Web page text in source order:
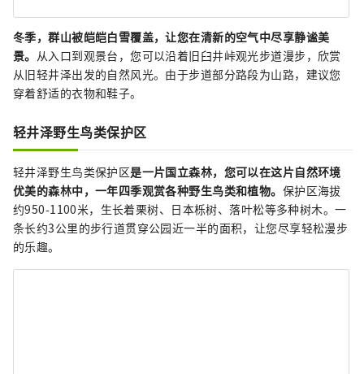
冬季，群山被皑皑白雪覆盖，让您在清新的空气中尽享静谧美
景。 从入口到观景台，您可以沿着旧臼井峠观光步道漫步，欣赏
从旧轻井泽出发的自然风光。由于步道部分路段为山路，建议您
穿着舒适的衣物和鞋子。
轻井泽野生鸟类保护区
轻井泽野生鸟类保护区是一片国立森林，您可以在这片自然环境
优美的森林中，一年四季观赏各种野生鸟类和植物。 保护区海拔
约950-1100米，生长着栗树、日本栎树、落叶松等多种树木。一
条长约3公里的步行道贯穿公园近一半的面积，让您尽享轻松漫步
的乐趣。